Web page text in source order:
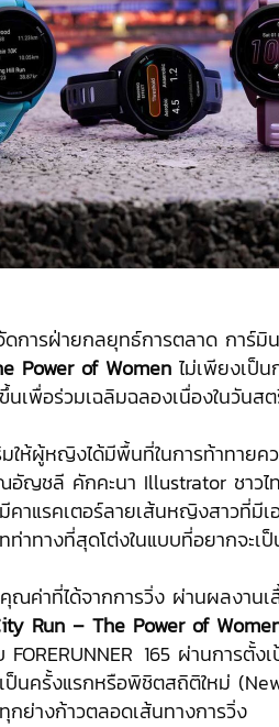
ารฝ่ายกลยุทธ์การตลาด การ์มิน
Power of Women ไม่เพียงเป็น
เพื่อร่วมเฉลิมฉลองเนื่องในวันส
ให้ผู้หญิงได้มีพื้นที่ในการท้าทายค
อัญชลี คักคะนา Illustrator ชาว
คาแรคเตอร์ลายเส้นหญิงสาวที่มี
ท่าทางที่สุดโต่งในแบบที่อยากจะเ
คุณค่าที่ได้จากการวิ่ง ผ่านผลงาน
Run – The Power of
165 ผ่านการตั้ง
นครั้งแรกหรือพิชิตสถิติใหม่ (New
กย่างก้าวตลอดเส้นทางการวิ่ง